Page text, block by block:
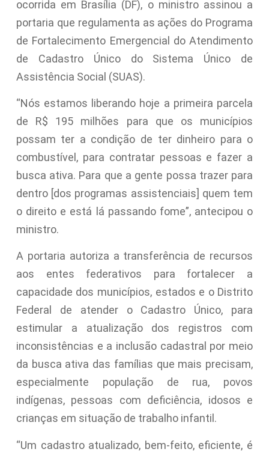
ocorrida em Brasília (DF), o ministro assinou a
portaria que regulamenta as ações do Programa
de Fortalecimento Emergencial do Atendimento
de Cadastro Único do Sistema Único de
Assistência Social (SUAS).
“Nós estamos liberando hoje a primeira parcela
de R$ 195 milhões para que os municípios
possam ter a condição de ter dinheiro para o
combustível, para contratar pessoas e fazer a
busca ativa. Para que a gente possa trazer para
dentro [dos programas assistenciais] quem tem
o direito e está lá passando fome”, antecipou o
ministro.
A portaria autoriza a transferência de recursos
aos entes federativos para fortalecer a
capacidade dos municípios, estados e o Distrito
Federal de atender o Cadastro Único, para
estimular a atualização dos registros com
inconsistências e a inclusão cadastral por meio
da busca ativa das famílias que mais precisam,
especialmente população de rua, povos
indígenas, pessoas com deficiência, idosos e
crianças em situação de trabalho infantil.
“Um cadastro atualizado, bem-feito, eficiente, é